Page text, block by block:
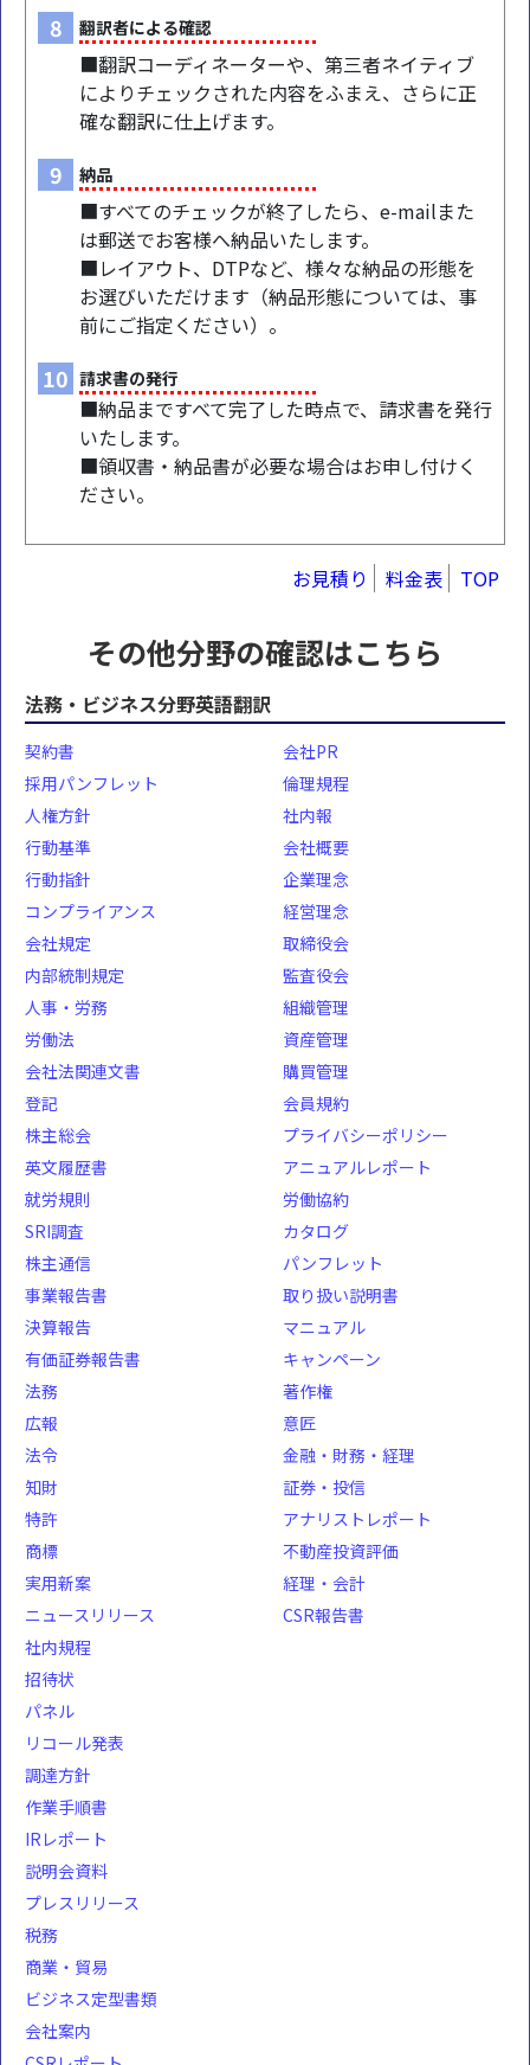
8 翻訳者による確認
■翻訳コーディネーターや、第三者ネイティブ
によりチェックされた内容をふまえ、さらに正
確な翻訳に仕上げます。
9 納品
■すべてのチェックが終了したら、e-mailまた
は郵送でお客様へ納品いたします。
■レイアウト、DTPなど、様々な納品の形態を
お選びいただけます（納品形態については、事
前にご指定ください）。
10 請求書の発行
■納品まですべて完了した時点で、請求書を発行
いたします。
■領収書・納品書が必要な場合はお申し付けく
ださい。
お見積り 料金表 TOP
その他分野の確認はこちら
法務・ビジネス分野英語翻訳
契約書
採用パンフレット
人権方針
行動基準
行動指針
コンプライアンス
会社規定
内部統制規定
人事・労務
労働法
会社法関連文書
登記
株主総会
英文履歴書
会社PR
倫理規程
社内報
会社概要
企業理念
経営理念
取締役会
監査役会
組織管理
資産管理
購買管理
会員規約
プライバシーポリシー
アニュアルレポート
就労規則
SRI調査
株主通信
事業報告書
決算報告
有価証券報告書
法務
広報
法令
知財
特許
商標
実用新案
ニュースリリース
労働協約
カタログ
パンフレット
取り扱い説明書
マニュアル
キャンペーン
著作権
意匠
金融・財務・経理
証券・投信
アナリストレポート
不動産投資評価
経理・会計
CSR報告書
社内規程
招待状
パネル
リコール発表
調達方針
作業手順書
IRレポート
説明会資料
プレスリリース
税務
商業・貿易
ビジネス定型書類
会社案内